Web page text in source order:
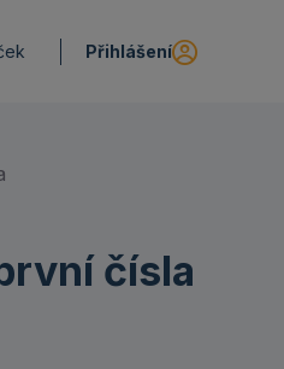
Přihlášení
čísla